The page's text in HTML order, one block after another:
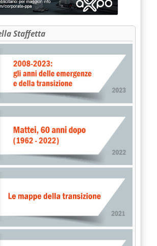
DEL NUOVO PIANO ENERGETICO'
9 GENNAIO 1991, N. 10'
Staffetta